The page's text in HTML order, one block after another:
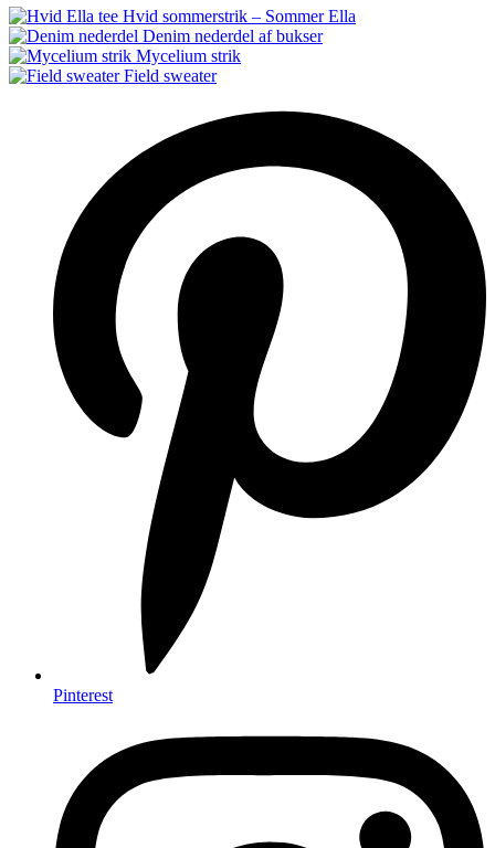
Hvid sommerstrik – Sommer Ella
Denim nederdel af bukser
Mycelium strik
Field sweater
Pinterest